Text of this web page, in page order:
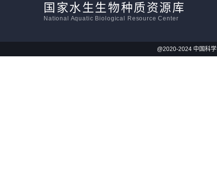
国家水生生物种质资源库
National Aquatic Biological Resource Center
@2020-2024 中国科